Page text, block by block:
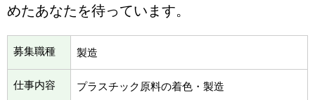
めたあなたを待っています。
募集職種 製造
仕事内容 プラスチック原料の着色・製造